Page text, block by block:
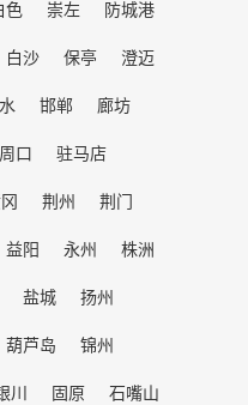
色 崇左
防城港
白沙 保亭
澄迈
邯郸
廊坊
周口
驻马店
荆州
荆门
益阳 永州
株洲
盐城
扬州
葫芦岛
锦州
川 固原
石嘴山